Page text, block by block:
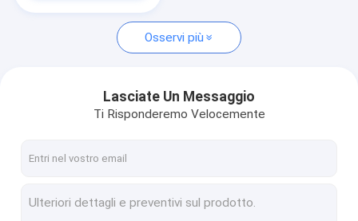
Fatory Tour
Controllo di qualità
Osservi più
Lasciate Un Messaggio
Ti Risponderemo Velocemente